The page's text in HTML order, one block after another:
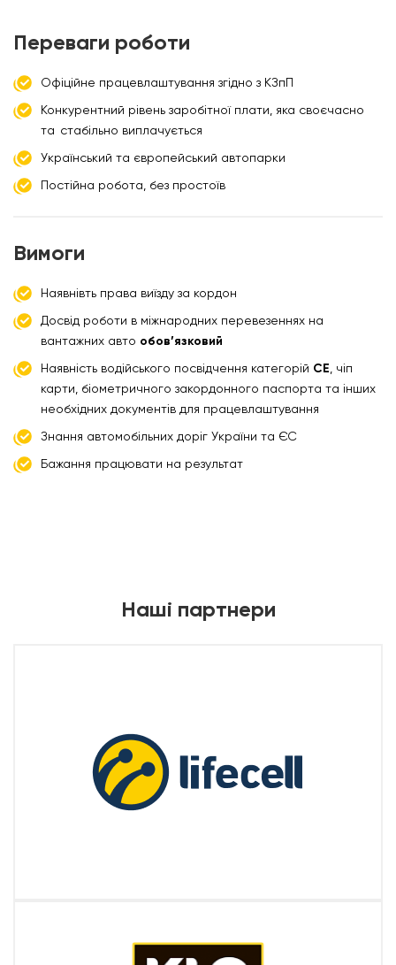
Переваги роботи
Офіційне працевлаштування згідно з КЗпП
Конкурентний рівень заробітної плати, яка своєчасно
та стабільно виплачується
Український та європейський автопарки
Постійна робота, без простоїв
Вимоги
Наявнівть права виїзду за кордон
Досвід роботи в міжнародних перевезеннях на
вантажних авто обов’язковий
Наявність водійського посвідчення категорій СЕ, чіп
карти, біометричного закордонного паспорта та інших
необхідних документів для працевлаштування
Знання автомобільних доріг України та ЄС
Бажання працювати на результат
Наші партнери